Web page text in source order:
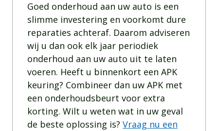
Goed onderhoud aan uw auto is een
slimme investering en voorkomt dure
reparaties achteraf. Daarom adviseren
wij u dan ook elk jaar periodiek
onderhoud aan uw auto uit te laten
voeren. Heeft u binnenkort een APK
keuring? Combineer dan uw APK met
een onderhoudsbeurt voor extra
korting. Wilt u weten wat in uw geval
de beste oplossing is? Vraag nu een